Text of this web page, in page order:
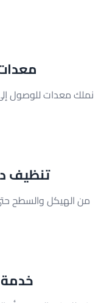
نملك معدات للوصول
تنظيف
من الهيكل والسطح